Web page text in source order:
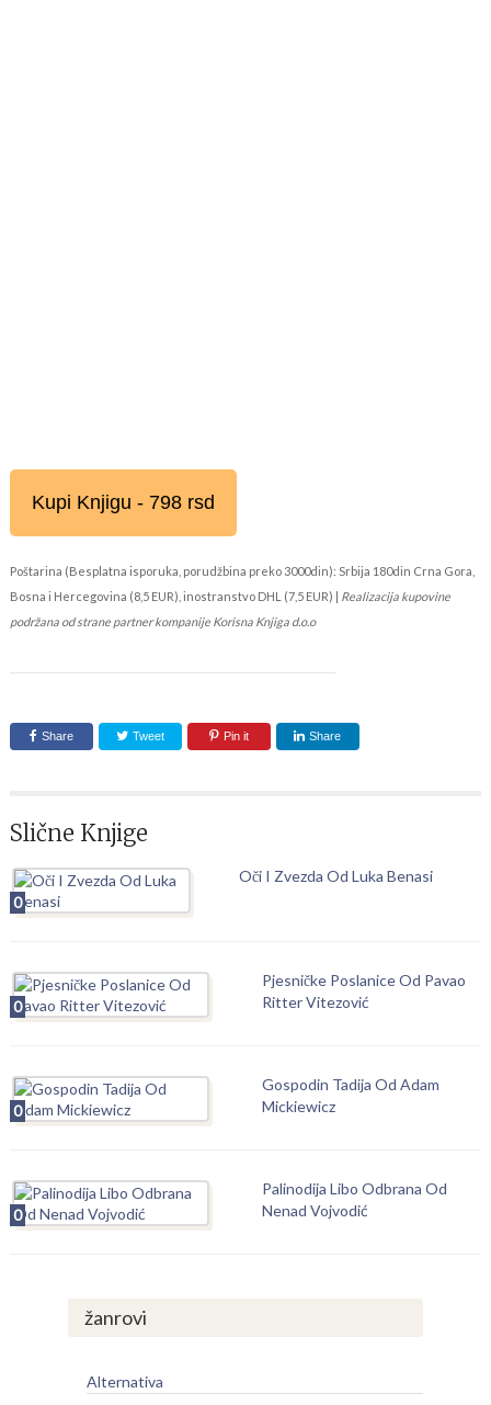
Kupi Knjigu - 798 rsd
Poštarina (Besplatna isporuka, porudžbina preko 3000din): Srbija 180din Crna Gora,
Bosna i Hercegovina (8,5 EUR), inostranstvo DHL (7,5 EUR) | Realizacija kupovine
podržana od strane partner kompanije Korisna Knjiga d.o.o
Share Tweet Pin it Share
Slične Knjige
0
Oči I Zvezda Od Luka Benasi
0
Pjesničke Poslanice Od Pavao
Ritter Vitezović
0
Gospodin Tadija Od Adam
Mickiewicz
0
Palinodija Libo Odbrana Od
Nenad Vojvodić
žanrovi
Alternativa